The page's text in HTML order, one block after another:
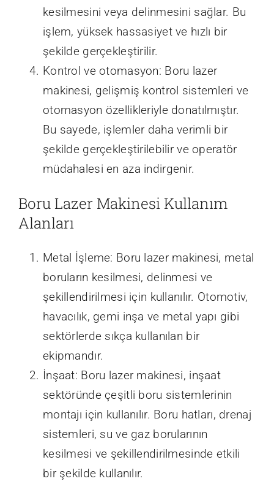
kesilmesini veya delinmesini sağlar. Bu
işlem, yüksek hassasiyet ve hızlı bir
şekilde gerçekleştirilir.
Kontrol ve otomasyon: Boru lazer
makinesi, gelişmiş kontrol sistemleri ve
otomasyon özellikleriyle donatılmıştır.
Bu sayede, işlemler daha verimli bir
şekilde gerçekleştirilebilir ve operatör
müdahalesi en aza indirgenir.
Boru Lazer Makinesi Kullanım
Alanları
Metal İşleme: Boru lazer makinesi, metal
boruların kesilmesi, delinmesi ve
şekillendirilmesi için kullanılır. Otomotiv,
havacılık, gemi inşa ve metal yapı gibi
sektörlerde sıkça kullanılan bir
ekipmandır.
İnşaat: Boru lazer makinesi, inşaat
sektöründe çeşitli boru sistemlerinin
montajı için kullanılır. Boru hatları, drenaj
sistemleri, su ve gaz borularının
kesilmesi ve şekillendirilmesinde etkili
bir şekilde kullanılır.